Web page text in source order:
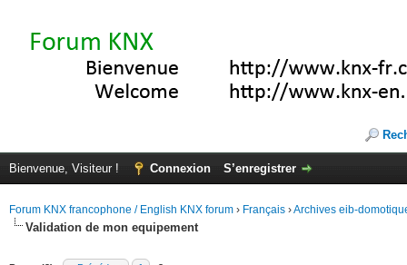
Bienvenue, Visiteur ! Connexion S’enregistrer
Forum KNX francophone / English KNX forum › Français ›Archives eib-
Validation de mon equipement